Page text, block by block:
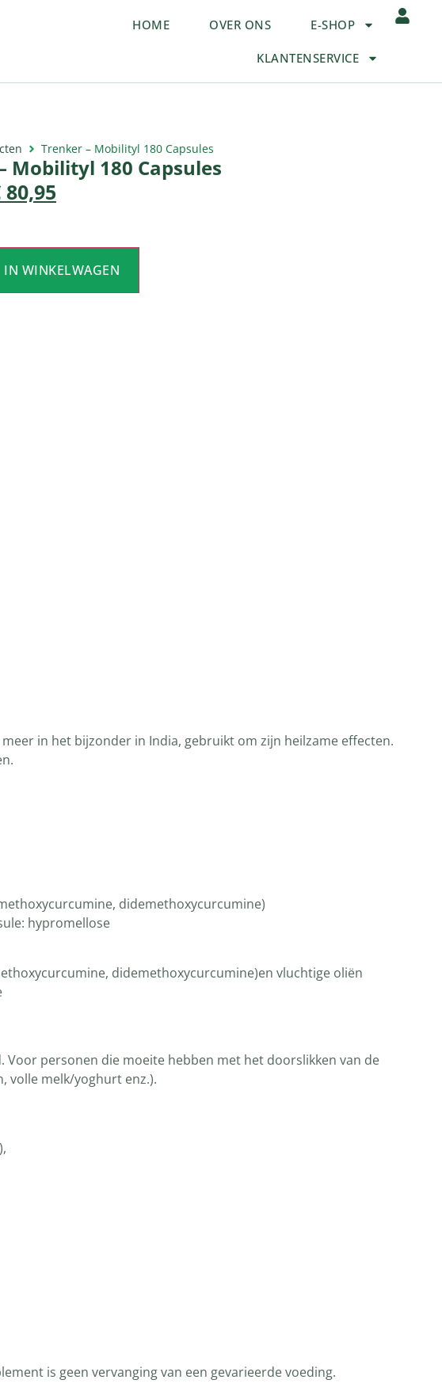
HOME OVER ONS E-SHOP
KLANTENSERVICE
Trenker – Mobilityl 180 Capsules
Mobilityl 180 Capsules
80,95
IN WINKELWAGEN
in het bijzonder in India, gebruikt om zijn heilzame effecten.
didemethoxycurcumine)
hypromellose
didemethoxycurcumine)en vluchtige oliën
Voor personen die moeite hebben met het doorslikken van de
volle melk/yoghurt enz.).
is geen vervanging van een gevarieerde voeding.